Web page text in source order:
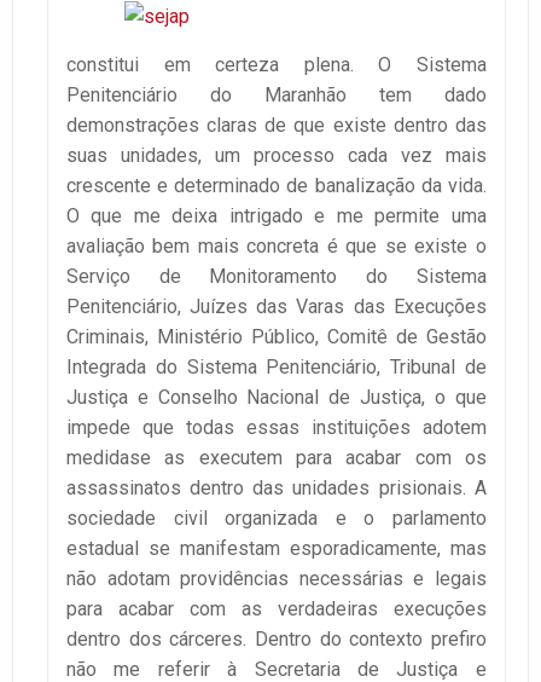
constitui em certeza plena. O Sistema
Penitenciário do Maranhão tem dado
demonstrações claras de que existe dentro das
suas unidades, um processo cada vez mais
crescente e determinado de banalização da vida.
O que me deixa intrigado e me permite uma
avaliação bem mais concreta é que se existe o
Serviço de Monitoramento do Sistema
Penitenciário, Juízes das Varas das Execuções
Criminais, Ministério Público, Comitê de Gestão
Integrada do Sistema Penitenciário, Tribunal de
Justiça e Conselho Nacional de Justiça, o que
impede que todas essas instituições adotem
medidase as executem para acabar com os
assassinatos dentro das unidades prisionais. A
sociedade civil organizada e o parlamento
estadual se manifestam esporadicamente, mas
não adotam providências necessárias e legais
para acabar com as verdadeiras execuções
dentro dos cárceres. Dentro do contexto prefiro
não me referir à Secretaria de Justiça e